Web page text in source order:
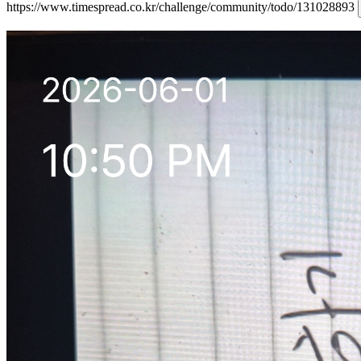
https://www.timespread.co.kr/challenge/community/todo/131028893